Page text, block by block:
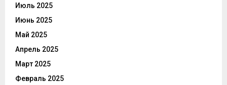
Июль 2025
Июнь 2025
Май 2025
Апрель 2025
Март 2025
Февраль 2025